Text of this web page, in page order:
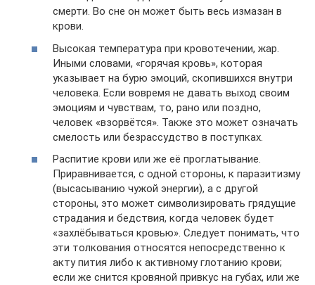
смерти. Во сне он может быть весь измазан в
крови.
Высокая температура при кровотечении, жар.
Иными словами, «горячая кровь», которая
указывает на бурю эмоций, скопившихся внутри
человека. Если вовремя не давать выход своим
эмоциям и чувствам, то, рано или поздно,
человек «взорвётся». Также это может означать
смелость или безрассудство в поступках.
Распитие крови или же её проглатывание.
Приравнивается, с одной стороны, к паразитизму
(высасыванию чужой энергии), а с другой
стороны, это может символизировать грядущие
страдания и бедствия, когда человек будет
«захлёбываться кровью». Следует понимать, что
эти толкования относятся непосредственно к
акту пития либо к активному глотанию крови;
если же снится кровяной привкус на губах, или же